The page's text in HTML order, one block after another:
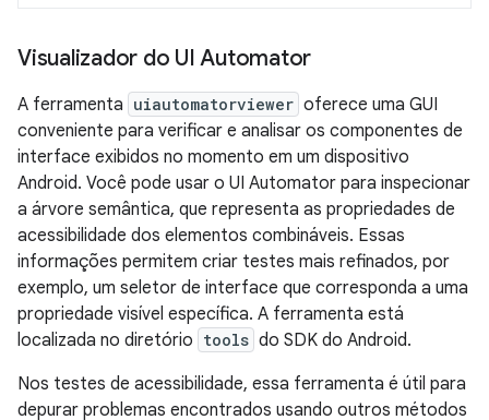
Visualizador do UI Automator
A ferramenta uiautomatorviewer oferece uma GUI
conveniente para verificar e analisar os componentes de
interface exibidos no momento em um dispositivo
Android. Você pode usar o UI Automator para inspecionar
a árvore semântica, que representa as propriedades de
acessibilidade dos elementos combináveis. Essas
informações permitem criar testes mais refinados, por
exemplo, um seletor de interface que corresponda a uma
propriedade visível específica. A ferramenta está
localizada no diretório tools do SDK do Android.
Nos testes de acessibilidade, essa ferramenta é útil para
depurar problemas encontrados usando outros métodos